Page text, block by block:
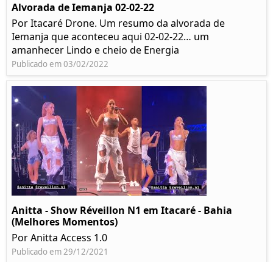
Alvorada de Iemanja 02-02-22
Por Itacaré Drone. Um resumo da alvorada de
Iemanja que aconteceu aqui 02-02-22… um
amanhecer Lindo e cheio de Energia
Publicado em 03/02/2022
Anitta - Show Réveillon N1 em Itacaré - Bahia
(Melhores Momentos)
Por Anitta Access 1.0
Publicado em 29/12/2021